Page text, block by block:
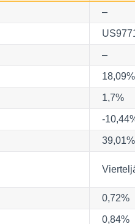
–
–
18,09%
1,7%
-
39,01%
0,72%
0,84%